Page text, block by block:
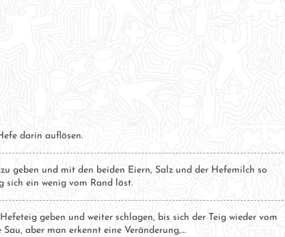
darin auflösen.
geben und mit den beiden Eiern, Salz und der Hefemilch so
sich ein wenig vom Rand löst.
geben und weiter schlagen, bis sich der Teig wieder vom
aber man erkennt eine Veränderung,…